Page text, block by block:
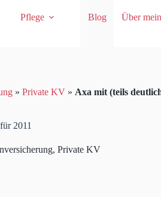
Pflege Blog Über
» Private KV » Axa mit (teils
2011
, Private KV